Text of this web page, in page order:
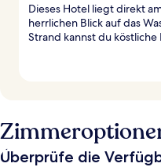
Dieses Hotel liegt direkt
herrlichen Blick auf das
Strand kannst du
Überprüfe die